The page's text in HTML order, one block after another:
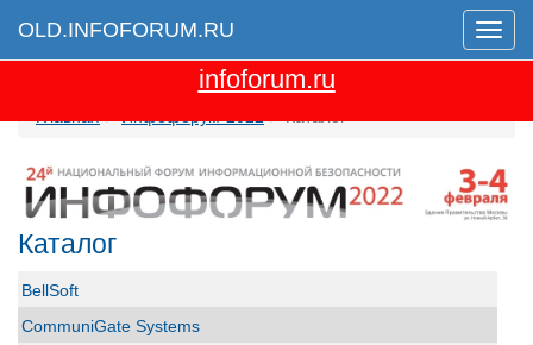
Меню
OLD.INFOFORUM.RU
Перейти на новую версию сайта
infoforum.ru
Каталог
BellSoft
CommuniGate Systems